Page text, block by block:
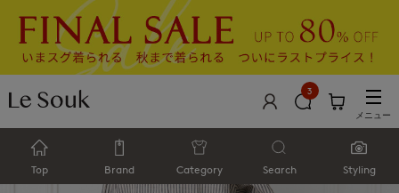
3
メニュー
Top Brand Category Search Styling